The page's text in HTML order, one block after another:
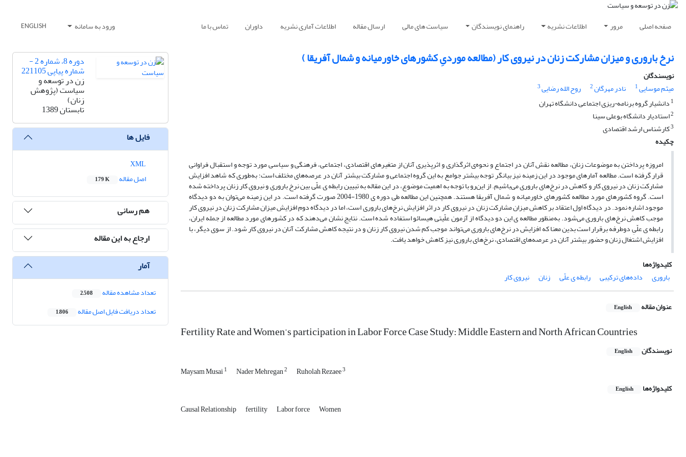
صفحه اصلی مرور اطلاعات نشریه راهنمای نویسندگان سیاست های مالی ارسال مقاله اطلاعات آماری نشریه داوران تماس با ما ورود به سامانه ENGLISH
نرخ باروری و میزان مشارکت زنان در نیروی کار (مطالعه موردیِ کشورهای خاورمیانه و شمال آفریقا )
نویسندگان
میثم موسایی1 نادر مهرگان2 روح الله رضایی3
1 دانشیار گروه برنامه¬ریزی اجتماعی دانشگاه تهران
2استادیار دانشگاه بوعلی سینا
3کارشناس ارشد اقتصادی
چکیده
امروزه پرداختن به موضوعات زنان، مطالعه نقش آنان در اجتماع و نحوه‌ی اثرگذاری و اثرپذیری آنان از متغیرهای اقتصادی، اجتماعی، فرهنگی و سیاسی مورد توجه و استقبال فراوانی
قرار گرفته است. مطالعه آمارهای موجود در این زمینه نیز بیانگر توجه بیشتر جوامع به این گروه اجتماعی و مشارکت بیشتر آنان در عرصه‌های مختلف است؛ به‌طوری که شاهد افزایش
مشارکت زنان در نیروی کار و کاهش در نرخ‌های باروری می‌باشیم. از این‌رو با توجه به اهمیت موضوع، در این مقاله به تبیین رابطه ی علّی بین نرخ باروری و نیروی کار زنان پرداخته شده
است. گروه کشورهای مورد مطالعه کشورهای خاورمیانه و شمال آفریقا هستند. همچنین این مطالعه طی دوره ی 1980-2004 صورت گرفته است. در این زمینه می‌توان به دو دیدگاه
موجود اشاره نمود. در دیدگاه اول اعتقاد بر کاهش میزان مشارکت زنان در نیروی کار در اثر افزایش نرخ‌های باروری است، اما در دیدگاه دوم افزایش میزان مشارکت زنان در نیروی کار
موجب کاهش نرخ‌های باروری می‌شود. به‌منظور مطالعه ی این دو دیدگاه از آزمون علّیتی هیسائو استفاده شده است. نتایج نشان می‌دهند که در کشورهای مورد مطالعه از جمله ایران،
رابطه ی علّیِ دوطرفه برقرار است بدین ‌معنا که افزایش در نرخ‌های باروری می‌تواند موجب کم شدن نیروی کار زنان و در نتیجه کاهش مشارکت آنان در نیروی کار شود. از سوی دیگر، با
افزایش اشتغال زنان و حضور بیشتر آنان در عرصه‌های اقتصادی، نرخ‌های باروری نیز کاهش خواهد یافت.
کلیدواژه‌ها
باروری
داده‌های ترکیبی رابطه ی علّی زنان نیروی کار
عنوان مقاله English
Fertility Rate and Women’s participation in Labor Force Case Study: Middle Eastern and North African Countries
نویسندگان English
Maysam Musai1 Nader Mehregan2 Ruholah Rezaee3
کلیدواژه‌ها English
Causal Relationship fertility Labor force Women
دوره 8، شماره 2 -
شماره پیاپی 221105
زن در توسعه و
سیاست (پژوهش
زنان)
تابستان 1389
فایل ها
اصل مقاله
179 K
هم رسانی
ارجاع به این مقاله
آمار
تعداد مشاهده مقاله 2,508
تعداد دریافت فایل اصل مقاله 1,806